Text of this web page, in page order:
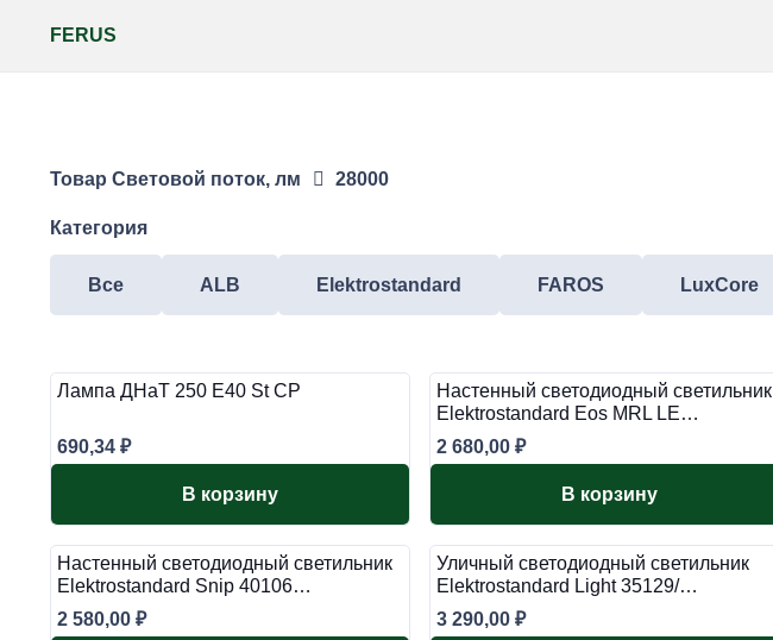
FERUS
Товар Световой поток, лм 28000
Категория
Все ALB Elektrostandard FAROS LuxCore
Лампа ДНаТ 250 Е40 St СР
690,34 ₽
В корзину
Настенный светодиодный светильник
Elektrostandard Eos MRL LE…
2 680,00 ₽
В корзину
Настенный светодиодный светильник
Elektrostandard Snip 40106…
2 580,00 ₽
Уличный светодиодный светильник
Elektrostandard Light 35129/…
3 290,00 ₽